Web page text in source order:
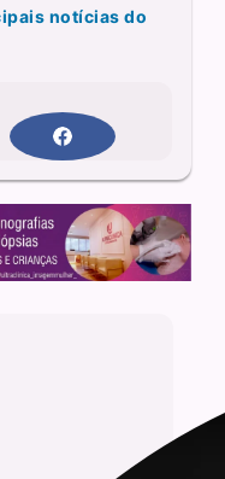
notícias do